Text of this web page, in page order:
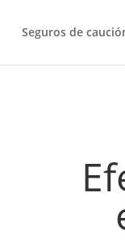
Seguros de